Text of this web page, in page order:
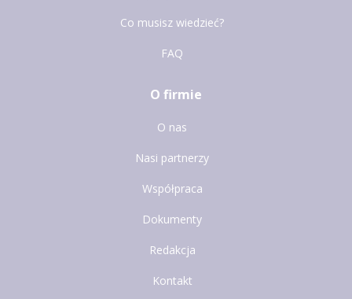
Co musisz wiedzieć?
FAQ
O firmie
O nas
Nasi partnerzy
Współpraca
Dokumenty
Redakcja
Kontakt